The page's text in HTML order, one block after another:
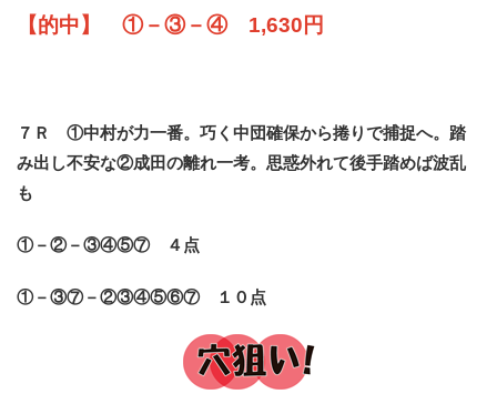
【的中】 ①－③－④ 1,630円
７Ｒ ①中村が力一番。巧く中団確保から捲りで捕捉へ。踏
み出し不安な②成田の離れ一考。思惑外れて後手踏めば波乱
も
①－②－③④⑤⑦ ４点
①－③⑦－②③④⑤⑥⑦ １０点